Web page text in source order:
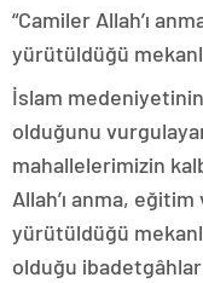
“Camiler Allah’ı
yürütüldüğü
İslam
olduğunu
mahallelerimizin
Allah’ı anma,
yürütüldüğü
olduğu